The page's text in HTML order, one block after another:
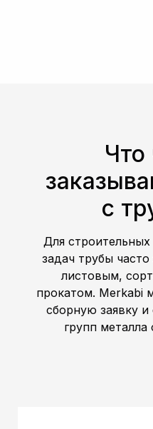
Что
с
Для
задач трубы
листовым,
прокатом. Merkabi
сборную заявку и
групп